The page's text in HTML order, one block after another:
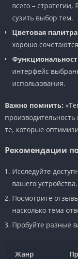
всего –
сузить выбор тем.
Цветовая
хорошо
интерфейс
использования.
Важно помнить:
те, которые
Рекомендации
Исследуйте
вашего устройства.
Посмотрите
насколько тема
Пробуйте разные
Жанр